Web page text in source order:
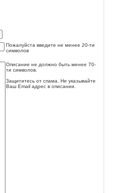
Пожалуйста введите не менее 20-ти
символов
Описание не должно быть менее 70-
ти символов.
Защититесь от спама. Не указывайте
Ваш Email адрес в описании.